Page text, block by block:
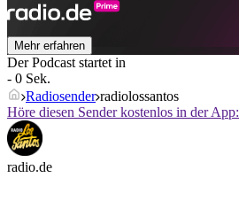
Mehr erfahren
Der Podcast startet in
- 0 Sek.
Radiosender radiolossantos
Höre diesen Sender kostenlos in der App:
radio.de